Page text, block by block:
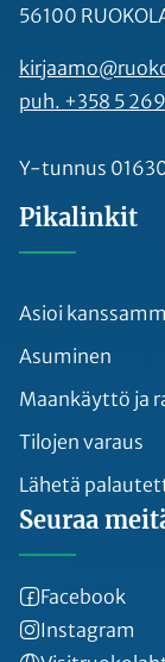
56100
puh. +358 5
Y-tunnus
Pikalinkit
Asioi
Asuminen
Maankäyttö ja
Tilojen varaus
Lähetä
Seuraa
Facebook
Instagram